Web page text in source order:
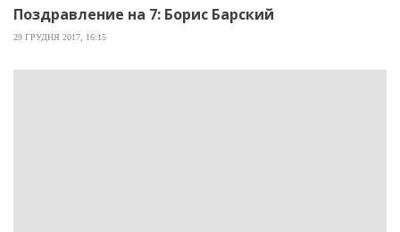
Поздравление на 7: Борис Барский
29 ГРУДНЯ 2017, 16:15